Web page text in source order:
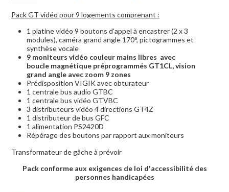
Pack GT vidéo pour 9 logements comprenant :
1 platine vidéo 9 boutons d'appel à encastrer (2 x 3
modules), caméra grand angle 170°, pictogrammes et
synthèse vocale
9 moniteurs vidéo couleur mains libres avec
boucle magnétique préprogrammés GT1CL, vision
grand angle avec zoom 9 zones
Prédisposition VIGIK avec obturateur
1 centrale bus audio GTBC
1 centrale bus vidéo GTVBC
3 distributeurs vidéo 4 directions GT4Z
1 distributeur de bus GFC
1 alimentation PS2420D
Répérage des boutons par rapport aux moniteurs
Transformateur de gâche à prévoir
Pack conforme aux exigences de loi d'accessibilité des
personnes handicapées